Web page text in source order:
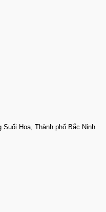
Hoa, Thành phố Bắc Ninh